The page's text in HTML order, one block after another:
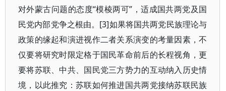
对外蒙古问题的态度“模棱两可”，适成国共两党及国
民党内部党争之根由。[3]如果将国共两党民族理论与
政策的缘起和演进视作二者关系演变的考量因素，不
仅要将研究时限定格于国民革命前后的长程视角，更
要将苏联、中共、国民党三方势力的互动纳入历史情
境，以此推究：苏联如何推进国共两党接纳苏联民族